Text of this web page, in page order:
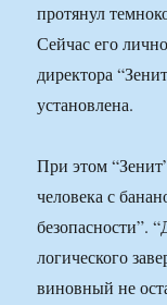
протянул
Сейчас его
директора
установлена.
При этом
человека с
безопасности”.
логического
виновный не